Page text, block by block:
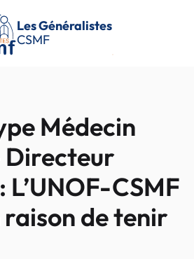
Les Généralistes
CSMF
Médecin
L’UNOF-CSMF
de tenir